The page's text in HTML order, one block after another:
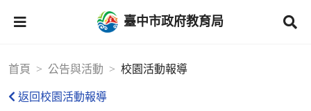
臺中市政府教育局
首頁 公告與活動 校園活動報導
返回校園活動報導